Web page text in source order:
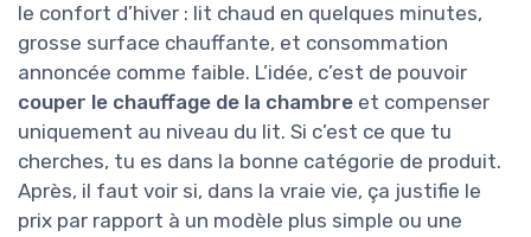
le confort d’hiver : lit chaud en quelques minutes,
grosse surface chauffante, et consommation
annoncée comme faible. L’idée, c’est de pouvoir
couper le chauffage de la chambre et compenser
uniquement au niveau du lit. Si c’est ce que tu
cherches, tu es dans la bonne catégorie de produit.
Après, il faut voir si, dans la vraie vie, ça justifie le
prix par rapport à un modèle plus simple ou une